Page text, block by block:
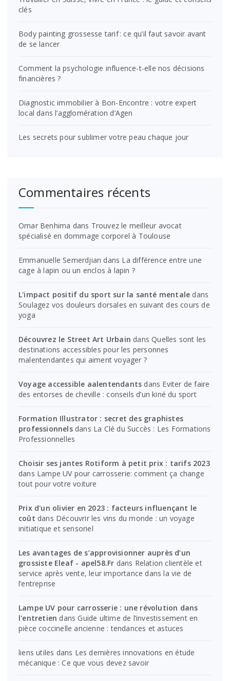
clés
Body painting grossesse tarif : ce qu’il faut savoir avant
de se lancer
Comment la psychologie influence-t-elle nos décisions
financières ?
Diagnostic immobilier à Bon-Encontre : votre expert
local dans l’agglomération d’Agen
Les secrets pour sublimer votre peau chaque jour
Commentaires récents
Omar Benhima dans Trouvez le meilleur avocat
spécialisé en dommage corporel à Toulouse
Emmanuelle Semerdjian dans La différence entre une
cage à lapin ou un enclos à lapin ?
L'impact positif du sport sur la santé mentale dans
Soulagez vos douleurs dorsales en suivant des cours de
yoga
Découvrez le Street Art Urbain dansQuelles sont les
destinations accessibles pour les personnes
malentendantes qui aiment voyager ?
Voyage accessible aalentendants dans Eviter de faire
des entorses de cheville : conseils d’un kiné du sport
Formation Illustrator : secret des graphistes
professionnelsdans La Clé du Succès : Les Formations
Professionnelles
Choisir ses jantes Rotiform à petit prix : tarifs 2023
dans Lampe UV pour carrosserie: comment ça change
tout pour votre voiture
Prix d'un olivier en 2023 : facteurs influençant le
coût dans Découvrir les vins du monde : un voyage
initiatique et sensoriel
Les avantages de s’approvisionner auprès d’un
grossiste Eleaf - apel58.Fr dans Relation clientèle et
service après vente, leur importance dans la vie de
l’entreprise
Lampe UV pour carrosserie : une révolution dans
l'entretien dans Guide ultime de l’investissement en
pièce coccinelle ancienne : tendances et astuces
liens utiles dans Les dernières innovations en étude
mécanique : Ce que vous devez savoir